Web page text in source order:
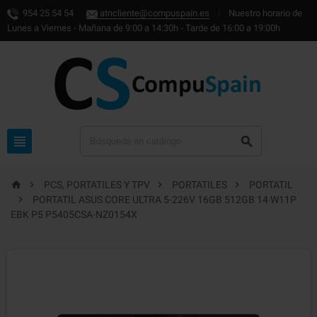
954 25 54 54 atncliente@compuspain.es
Nuestro horario de
Lunes a Viernes - Mañana de 9:00 a 14:30h - Tarde de 16:00 a 19:00h
 
  PCS, PORTATILES Y TPV  PORTATILES 
PORTATIL

PORTATIL ASUS CORE ULTRA 5-226V 16GB 512GB 14 W11P
EBK P5 P5405CSA-NZ0154X